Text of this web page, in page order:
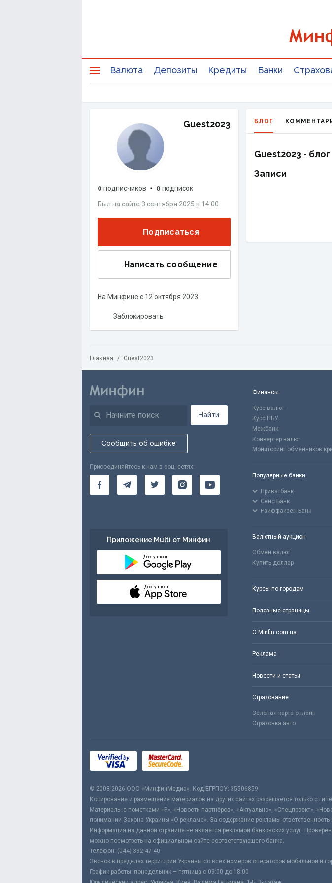
Валюта Депозиты Кредиты Банки
Guest2023
0 подписчиков 0 подписок
Был на сайте 3 сентября 2025 в 14:00
Подписаться
Написать сообщение
На Минфине с 12 октября 2023
Заблокировать
БЛОГ
Guest2023 - блог
Записи
Главная / Guest2023
Найти
Сообщить об ошибке
Присоединяйтесь к нам в соц. сетях:
Приложение Multi от Минфин
Доступно в
Доступно в
Финансы
Курс валют
Курс НБУ
Межбанк
Конвертер валют
Мониторинг обменников
Популярные банки
Приватбанк
Сенс Банк
Райффайзен Банк
Валютный аукцион
Обмен валют
Купить доллар
Курсы по городам
Полезные страницы
О Minfin.com.ua
Реклама
Новости и статьи
Страхование
Зеленая карта онлайн
Страховка авто
© 2008-2026 ООО «МинфинМедиа». Код ЕГРПОУ: 35506859
Копирование и размещение материалов на других сайтах разрешается только с
Материалы с пометками «Р», «Новости партнёров», «Актуально», «Спецпроект»,
понимании Закона Украины «О рекламе». За содержание рекламы ответственность
Информация на данной странице не является рекламой банковских услуг.
можно посмотреть на официальном сайте соответствующего банка.
Телефон: (044) 392-47-40
Звонок в пределах территории Украины со всех номеров операторов мобильной и
График работы: понедельник – пятница с 09:00 до 18:00